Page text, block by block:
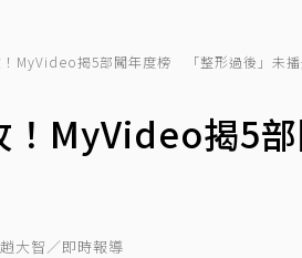
！MyVideo揭5部闖年度榜 「整形過後」未
！MyVideo揭5
大智／即時報導